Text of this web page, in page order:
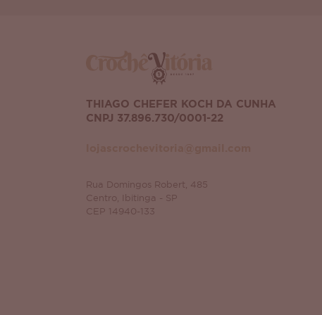
THIAGO CHEFER KOCH DA CUNHA
CNPJ 37.896.730/0001-22
Rua Domingos Robert, 485
Centro, Ibitinga - SP
CEP 14940-133